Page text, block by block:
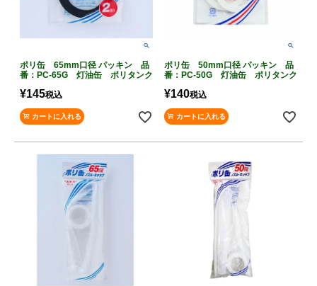
ポリ缶 65mm口径 パッキン 品
番：PC-65G 灯油缶 ポリタンク
¥145税込
カートに入れる
ポリ缶 50mm口径 パッキン 品
番：PC-50G 灯油缶 ポリタンク
¥140税込
カートに入れる